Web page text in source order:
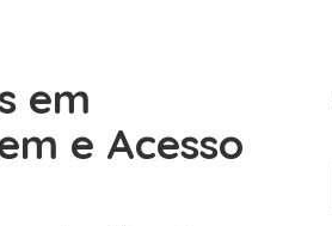
em
e Acesso